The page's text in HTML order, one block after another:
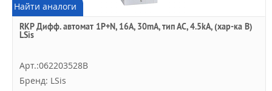
Найти аналоги
RKP Дифф. автомат 1P+N, 16A, 30mA, тип АC, 4.5kA, (хар-ка B)
LSis
Арт.:062203528B
Бренд: LSis